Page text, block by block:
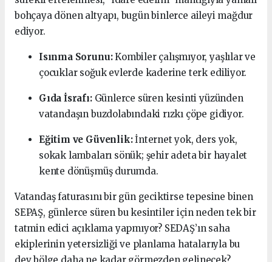
bohçaya dönen altyapı, bugün binlerce aileyi mağdur
ediyor.
Isınma Sorunu:Kombiler çalışmıyor, yaşlılar ve
çocuklar soğuk evlerde kaderine terk ediliyor.
Gıda İsrafı:Günlerce süren kesinti yüzünden
vatandaşın buzdolabındaki rızkı çöpe gidiyor.
Eğitim ve Güvenlik:İnternet yok, ders yok,
sokak lambaları sönük; şehir adeta bir hayalet
kente dönüşmüş durumda.
Vatandaş faturasını bir gün geciktirse tepesine binen
SEPAŞ, günlerce süren bu kesintiler için neden tek bir
tatmin edici açıklama yapmıyor? SEDAŞ’ın saha
ekiplerinin yetersizliği ve planlama hatalarıyla bu